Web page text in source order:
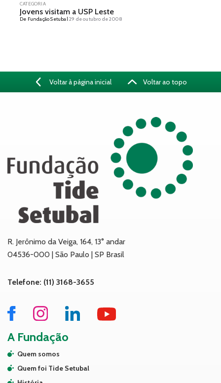
CATEGORIA
Jovens visitam a USP Leste
De Fundação Setubal29 de outubro de 2008
Voltar à página inicial Voltar ao topo
R. Jerônimo da Veiga, 164, 13° andar
04536-000 | São Paulo | SP Brasil
Telefone: (11) 3168-3655
A Fundação
Quem somos
Quem foi Tide Setubal